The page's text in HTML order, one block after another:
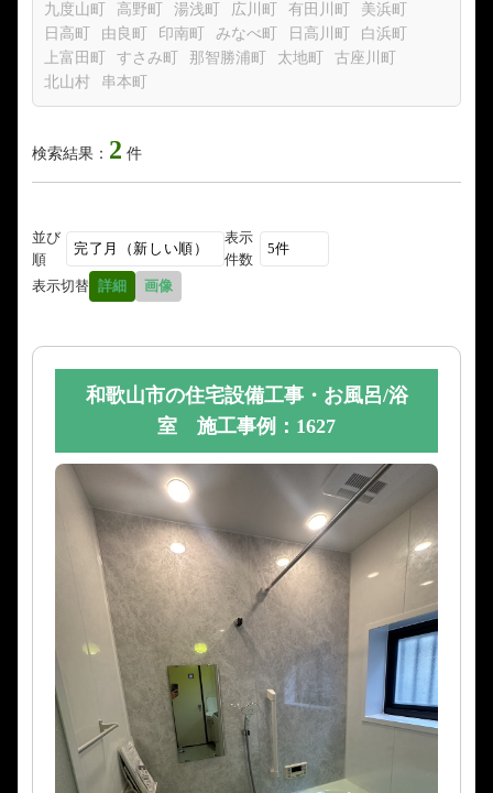
九度山町
高野町 湯浅町 広川町 有田川町
美浜町
日高町
由良町 印南町 みなべ町 日高川町
白浜町
上富田町
すさみ町 那智勝浦町 太地町
古座川町
北山村
串本町
検索結果： 2 件
並び
順
表示
件数
表示切替 詳細 画像
和歌山市の住宅設備工事・お風呂/浴
室 施工事例：1627